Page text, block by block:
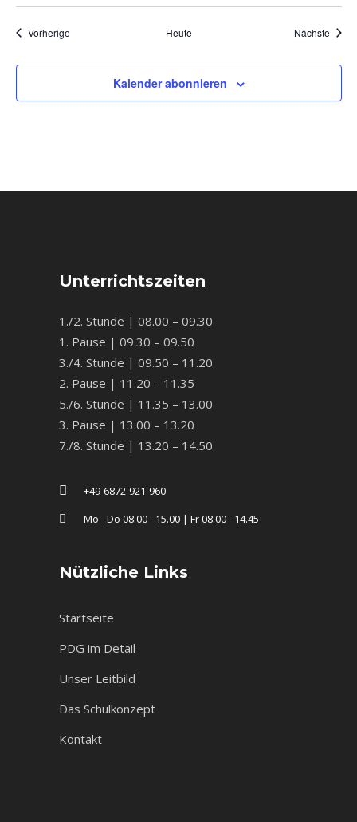
VorherigeVeranstaltungen Heute Nächste
Kalender abonnieren
Unterrichtszeiten
1./2. Stunde | 08.00 – 09.30
1. Pause | 09.30 – 09.50
3./4. Stunde | 09.50 – 11.20
2. Pause | 11.20 – 11.35
5./6. Stunde | 11.35 – 13.00
3. Pause | 13.00 – 13.20
7./8. Stunde | 13.20 – 14.50
+49-6872-921-960
Mo - Do 08.00 - 15.00 | Fr 08.00 - 14.45
Nützliche Links
Startseite
PDG im Detail
Unser Leitbild
Das Schulkonzept
Kontakt